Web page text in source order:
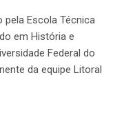
Escola Técnica
em História e
Federal do
da equipe Litoral